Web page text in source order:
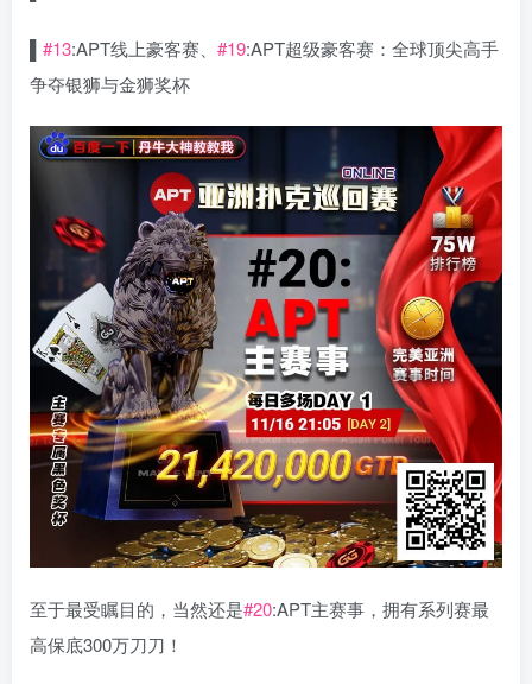
#13:APT线上豪客赛、 #19:APT超级豪客赛：全球顶尖高手
争夺银狮与金狮奖杯
至于最受瞩目的，当然还是#20:APT主赛事，拥有系列赛最
高保底300万刀刀！